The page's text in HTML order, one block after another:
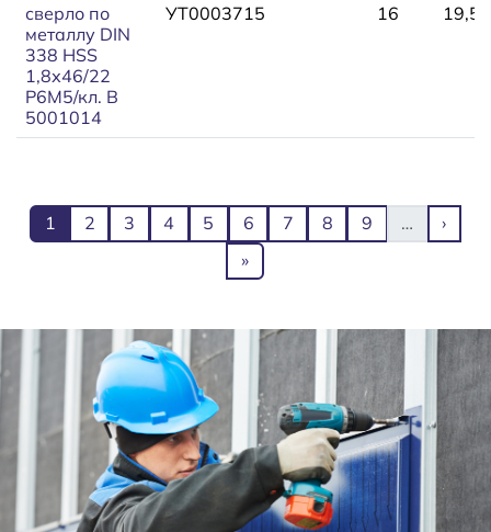
сверло по
металлу DIN
338 HSS
1,8х46/22
Р6М5/кл. В
5001014
УТ0003715 16 19,50
Нумерация страниц
Текущая страница
1 Page
2 Page
3 Page
4 Page
5 Page
6 Page
7 Page
8 Page
9 …
›
Последняя страница
»